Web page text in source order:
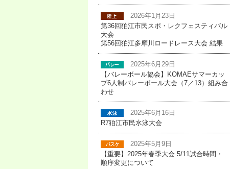
2026年1月23日
第36回狛江市民スポ・レクフェスティバル
大会
第56回狛江多摩川ロードレース大会 結果
2025年6月29日
【バレーボール協会】KOMAEサマーカッ
プ6人制バレーボール大会（7／13）組み合
わせ
2025年6月16日
R7狛江市民水泳大会
2025年5月9日
【重要】2025年春季大会 5/11試合時間・
順序変更について